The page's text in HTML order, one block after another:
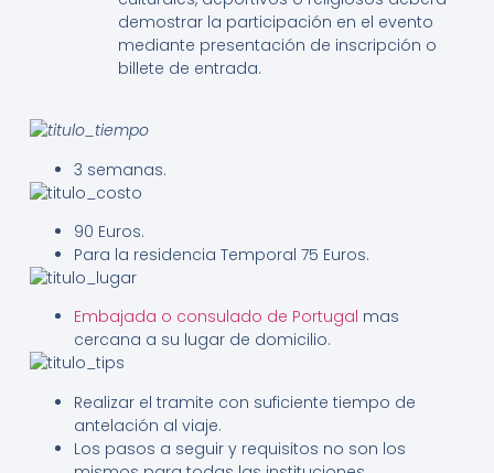
demostrar la participación en el evento
mediante presentación de inscripción o
billete de entrada.
3 semanas.
90 Euros.
Para la residencia Temporal 75 Euros.
Embajada o consulado de Portugal mas
cercana a su lugar de domicilio.
Realizar el tramite con suficiente tiempo de
antelación al viaje.
Los pasos a seguir y requisitos no son los